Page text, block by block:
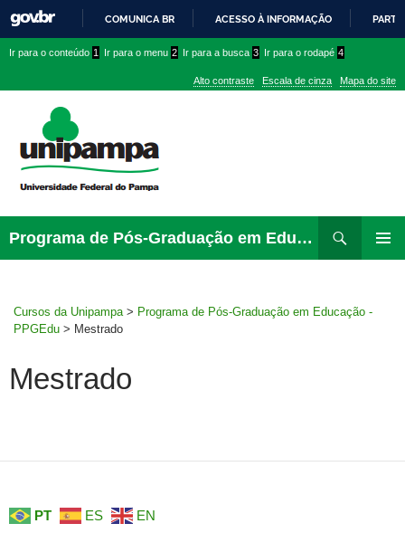
PARA
CONTEÚDO
COMUNICA BR ACESSO À INFORMAÇÃO
conteúdo
menu
superior
menu
Ir para o conteúdo 1 Ir para o menu 2 Ir para a busca 3 Ir para o rodapé 4
Alto contraste Escala de cinza Mapa do site
Programa de Pós-Graduação em Educação – PPGEdu
para
Cursos da Unipampa > Programa de Pós-Graduação em Educação -
PPGEdu > Mestrado
Mestrado
PT ES EN